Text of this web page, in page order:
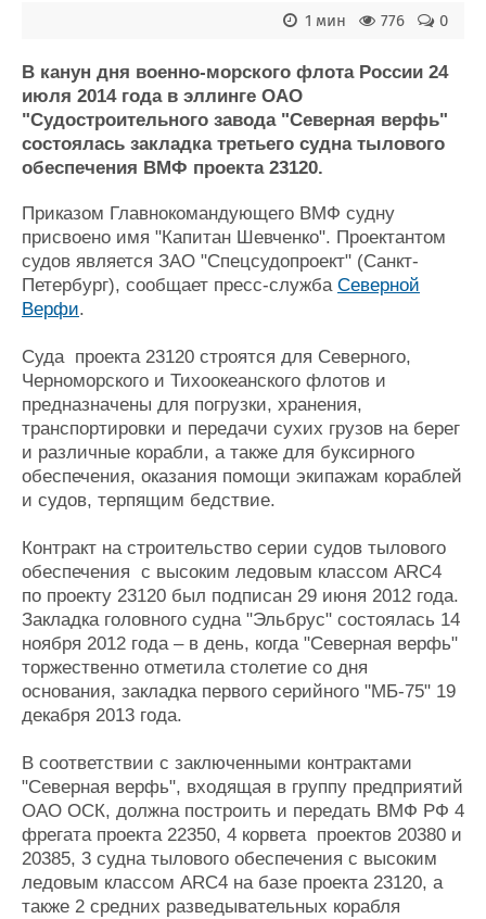
Компании
Репутация
Работа
Крюинг
Реклама
Доска объявлений
Оборудование
Изделия
Материалы
Услуги
Конференции
Выставки и семинары
Словарь
Флот
Отзывы
Все службы
0
776
1 мин
В канун дня военно-морского флота России 24
июля 2014 года в эллинге ОАО
"Судостроительного завода "Северная верфь"
состоялась закладка третьего судна тылового
обеспечения ВМФ проекта 23120.
Приказом Главнокомандующего ВМФ судну
присвоено имя "Капитан Шевченко". Проектантом
судов является ЗАО "Спецсудопроект" (Санкт-
Петербург), сообщает пресс-служба Северной
Верфи.
Суда проекта 23120 строятся для Северного,
Черноморского и Тихоокеанского флотов и
предназначены для погрузки, хранения,
транспортировки и передачи сухих грузов на берег
и различные корабли, а также для буксирного
обеспечения, оказания помощи экипажам кораблей
и судов, терпящим бедствие.
Контракт на строительство серии судов тылового
обеспечения с высоким ледовым классом ARC4
по проекту 23120 был подписан 29 июня 2012 года.
Закладка головного судна "Эльбрус" состоялась 14
ноября 2012 года – в день, когда "Северная верфь"
торжественно отметила столетие со дня
основания, закладка первого серийного "МБ-75" 19
декабря 2013 года.
В соответствии с заключенными контрактами
"Северная верфь", входящая в группу предприятий
ОАО ОСК, должна построить и передать ВМФ РФ 4
фрегата проекта 22350, 4 корвета проектов 20380 и
20385, 3 судна тылового обеспечения с высоким
ледовым классом ARC4 на базе проекта 23120, а
также 2 средних разведывательных корабля